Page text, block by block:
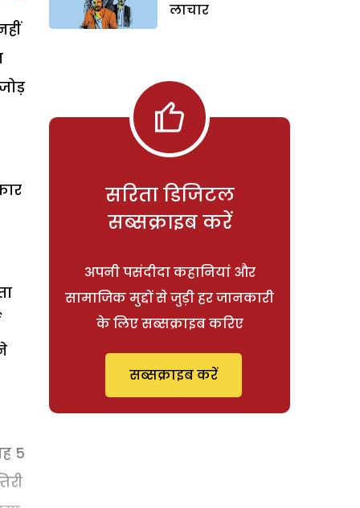
5
लाचार
सरिता डिजिटल
सब्सक्राइब करें
अपनी पसंदीदा कहानियां और
सामाजिक मुद्दों से जुड़ी हर जानकारी
के लिए सब्सक्राइब करिए
सब्सक्राइब करें